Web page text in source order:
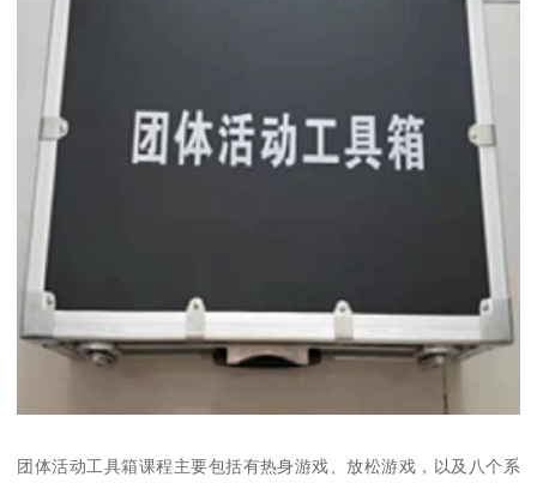
团体活动工具箱课程主要包括有热身游戏、放松游戏，以及八个系